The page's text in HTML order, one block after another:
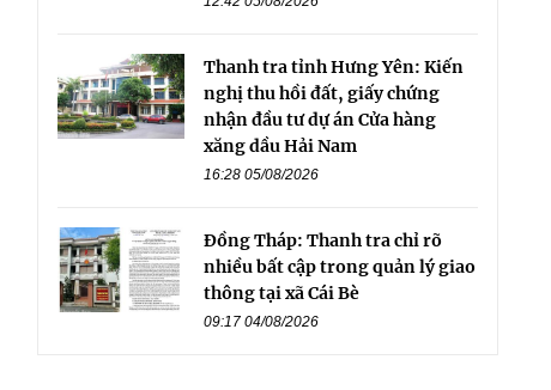
Thanh tra tỉnh Hưng Yên: Kiến
nghị thu hồi đất, giấy chứng
nhận đầu tư dự án Cửa hàng
xăng dầu Hải Nam
16:28 05/08/2026
Đồng Tháp: Thanh tra chỉ rõ
nhiều bất cập trong quản lý giao
thông tại xã Cái Bè
09:17 04/08/2026